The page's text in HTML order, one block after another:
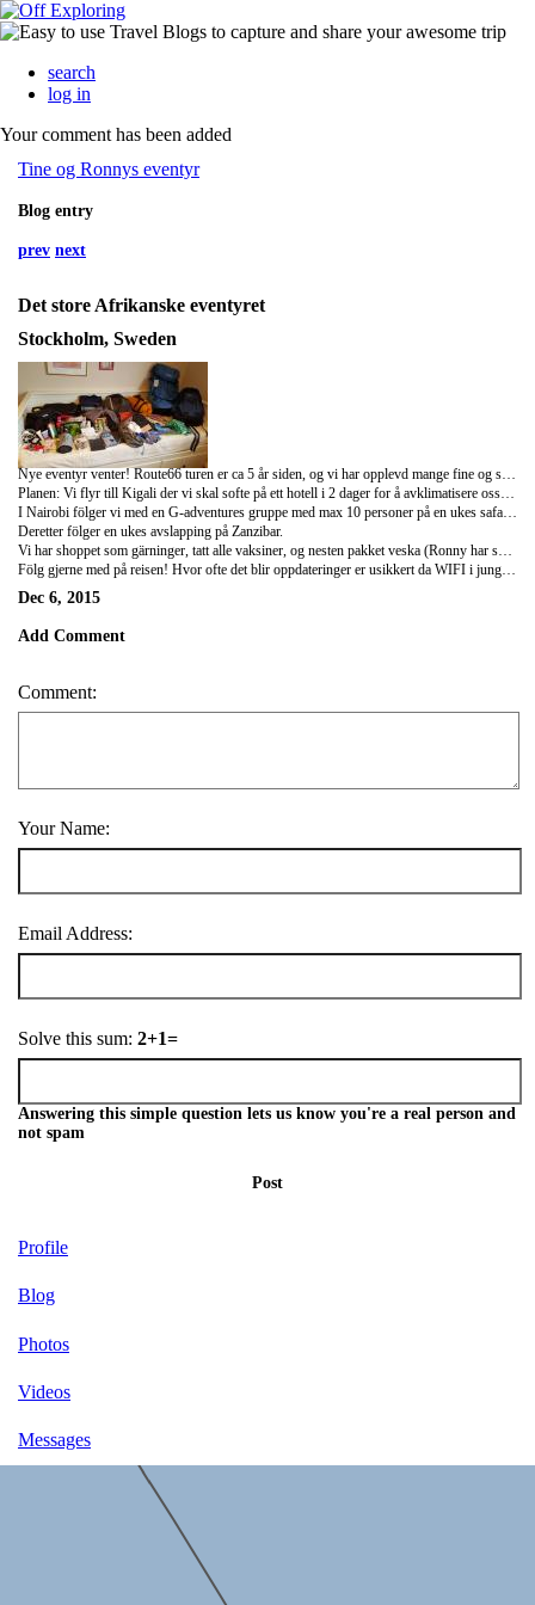
search
log in
Your comment has been added
Tine og Ronnys eventyr
Blog entry
prev next
Det store Afrikanske eventyret
Stockholm, Sweden
I Nairobi fölger vi med en G-adventures gruppe med max 10 personer på en ukes safari og besöker bla Serengeti, Ngorongoro kratern och flere andre steder.
Deretter fölger en ukes avslapping på Zanzibar.
Vi har shoppet som gärninger, tatt alle vaksiner, og nesten pakket veska (Ronny har selvfölgelig pakket allerede).Vi tror at vi har alt under kontroll, men det kommer vise seg når vi sitter i jungelen i Rwanda uten kritiske saker som Dollar, solkrem og myggspray...
Fölg gjerne med på reisen! Hvor ofte det blir oppdateringer er usikkert da WIFI i jungelen kanskje er en bristvare, men den som lever får se!
Dec 6, 2015
Add Comment
Comment:
Your Name:
Email Address:
Solve this sum: 2+1=
Answering this simple question lets us know you're a real person and
not spam
Post
Profile
Blog
Photos
Videos
Messages